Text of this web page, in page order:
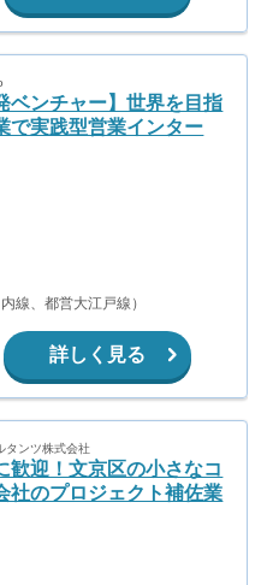
ベンチャー】世界を目指
で実践型営業インター
線、都営大江戸線）
詳しく見る
タンツ株式会社
歓迎！文京区の小さなコ
社のプロジェクト補佐業